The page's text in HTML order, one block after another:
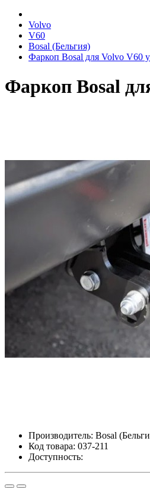
Volvo
V60
Bosal (Бельгия)
Фаркоп Bosal для Volvo V60
Фаркоп Bosal
Производитель: Bosal
Код товара: 037-211
Доступность: